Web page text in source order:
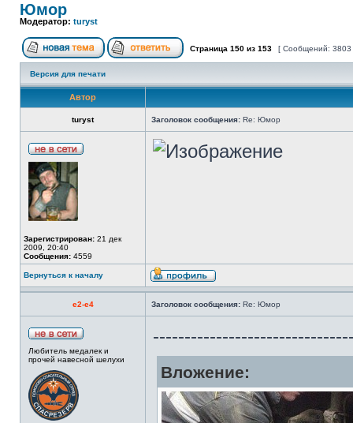
Юмор
Модератор: turyst
Страница 150 из 153 [ Сообщений:
Версия для печати
Автор
turyst Заголовок сообщения: Re: Юмор
Зарегистрирован: 21 дек
2009, 20:40
Сообщения: 4559
Вернуться к началу
e2-e4 Заголовок сообщения: Re: Юмор
Любитель медалек и
прочей навесной шелухи
Вложение: